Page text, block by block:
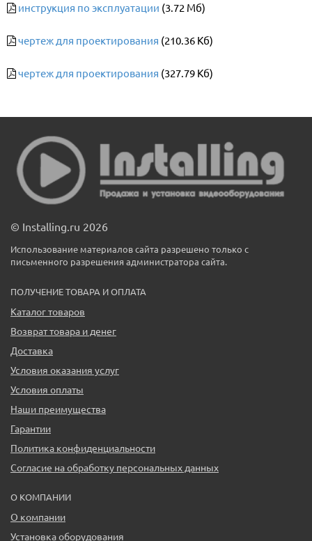
инструкция по эксплуатации (3.72 Мб)
чертеж для проектирования (210.36 Кб)
чертеж для проектирования (327.79 Кб)
© Installing.ru 2026
Использование материалов сайта разрешено только с
письменного разрешения администратора сайта.
ПОЛУЧЕНИЕ ТОВАРА И ОПЛАТА
Каталог товаров
Возврат товара и денег
Доставка
Условия оказания услуг
Условия оплаты
Наши преимущества
Гарантии
Политика конфиденциальности
Согласие на обработку персональных данных
О КОМПАНИИ
О компании
Установка оборудования